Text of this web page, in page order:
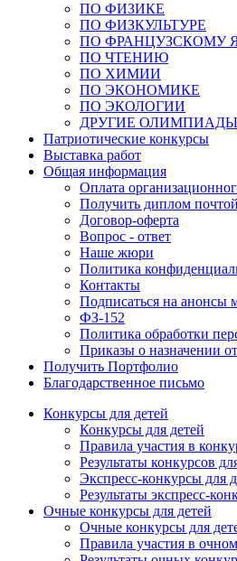
ПО ФИЗИКЕ
ПО ФИЗКУЛЬТУРЕ
ПО ФРАНЦУЗСКОМУ
ПО ЧТЕНИЮ
ПО ХИМИИ
ПО ЭКОНОМИКЕ
ПО ЭКОЛОГИИ
ДРУГИЕ ОЛИМПИАДЫ
Патриотические конкурсы
Выставка работ
Общая информация
Оплата
Получить диплом
Договор-оферта
Вопрос - ответ
Наше жюри
Политика
Контакты
Подписаться на анонсы
ФЗ-152
Политика обработки
Приказы о назначении
Получить Портфолио
Благодарственное письмо
Конкурсы для детей
Конкурсы для детей
Правила участия в
Результаты конкурсов
Экспресс-конкурсы для
Результаты экспресс-
Очные конкурсы для детей
Очные конкурсы для
Правила участия в